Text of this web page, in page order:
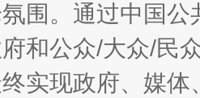
谢
围。通过中国
和公众/大众/民
实现政府、媒